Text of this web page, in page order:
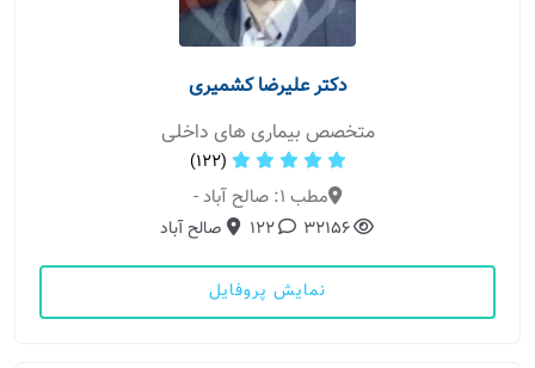
دکتر علیرضا کشمیری
متخصص بیماری های داخلی
(122)
مطب 1: صالح آباد -
32156
122 صالح آباد
نمایش پروفایل